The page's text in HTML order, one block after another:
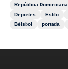
República Dominicana
Deportes
Estilo
Béisbol
portada